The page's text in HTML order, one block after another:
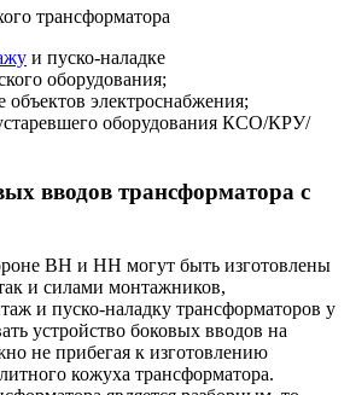
трансформатора
и пуско-наладке
оборудования;
объектов электроснабжения;
оборудования КСО/КРУ/
вводов трансформатора с
ВН и НН могут быть изготовлены
и силами монтажников,
и пуско-наладку трансформаторов у
устройство боковых вводов на
не прибегая к изготовлению
кожуха трансформатора.